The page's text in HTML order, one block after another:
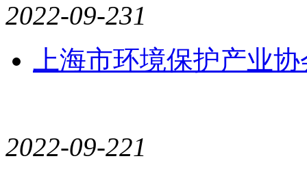
2022-09-231
上海市环境保护产业
2022-09-221